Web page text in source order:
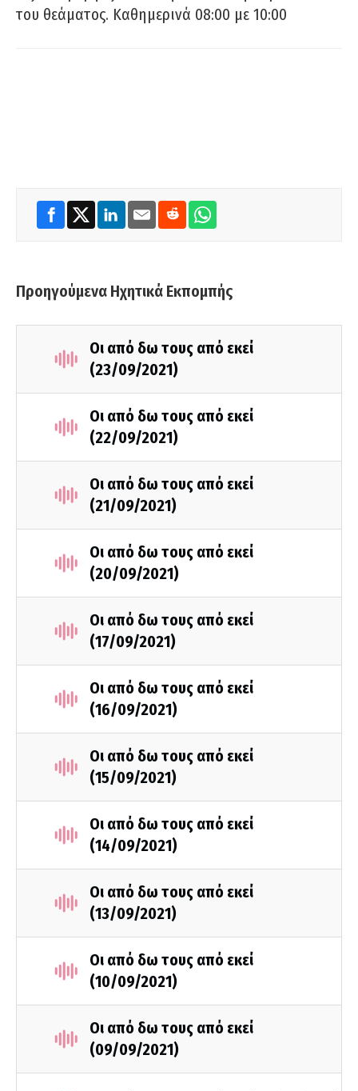
του θεάματος. Καθημερινά 08:00 με 10:00
Προηγούμενα Ηχητικά Εκπομπής
Οι από δω τους από εκεί
(23/09/2021)
Οι από δω τους από εκεί
(22/09/2021)
Οι από δω τους από εκεί
(21/09/2021)
Οι από δω τους από εκεί
(20/09/2021)
Οι από δω τους από εκεί
(17/09/2021)
Οι από δω τους από εκεί
(16/09/2021)
Οι από δω τους από εκεί
(15/09/2021)
Οι από δω τους από εκεί
(14/09/2021)
Οι από δω τους από εκεί
(13/09/2021)
Οι από δω τους από εκεί
(10/09/2021)
Οι από δω τους από εκεί
(09/09/2021)